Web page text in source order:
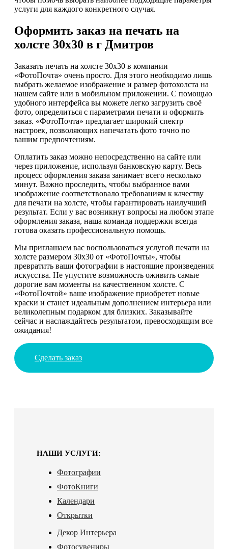
услуги для каждого конкретного случая.
Оформить заказ на печать на
холсте 30х30 в г Дмитров
Заказать печать на холсте 30х30 в компании
«ФотоПочта» очень просто. Для этого необходимо лишь
выбрать желаемое изображение и размер фотохолста на
нашем сайте или в мобильном приложении. С помощью
удобного интерфейса вы можете легко загрузить своё
фото, определиться с параметрами печати и оформить
заказ. «ФотоПочта» предлагает широкий спектр
настроек, позволяющих напечатать фото точно по
вашим предпочтениям.
Оплатить заказ можно непосредственно на сайте или
через приложение, используя банковскую карту. Весь
процесс оформления заказа занимает всего несколько
минут. Важно проследить, чтобы выбранное вами
изображение соответствовало требованиям к качеству
для печати на холсте, чтобы гарантировать наилучший
результат. Если у вас возникнут вопросы на любом этапе
оформления заказа, наша команда поддержки всегда
готова оказать профессиональную помощь.
Мы приглашаем вас воспользоваться услугой печати на
холсте размером 30х30 от «ФотоПочты», чтобы
превратить ваши фотографии в настоящие произведения
искусства. Не упустите возможность оживить самые
дорогие вам моменты на качественном холсте. С
«ФотоПочтой» ваше изображение приобретет новые
краски и станет идеальным дополнением интерьера или
великолепным подарком для близких. Заказывайте
сейчас и наслаждайтесь результатом, превосходящим все
ожидания!
Сделать заказ
НАШИ УСЛУГИ:
Фотографии
ФотоКниги
Календари
Открытки
Декор Интерьера
Фотосувениры